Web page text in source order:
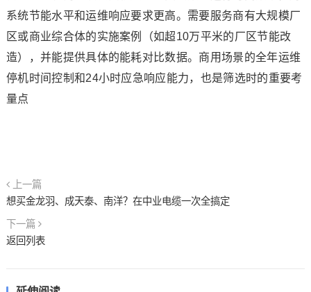
系统节能水平和运维响应要求更高。需要服务商有大规模厂
区或商业综合体的实施案例（如超10万平米的厂区节能改
造），并能提供具体的能耗对比数据。商用场景的全年运维
停机时间控制和24小时应急响应能力，也是筛选时的重要考
量点
上一篇
想买金龙羽、成天泰、南洋？在中业电缆一次全搞定
下一篇
返回列表